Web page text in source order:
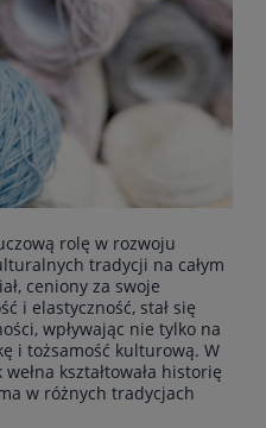
rolę w rozwoju
tradycji na całym
ceniony za swoje
i elastyczność, stał się
wpływając nie tylko na
i tożsamość kulturową. W
kształtowała historię
w różnych tradycjach